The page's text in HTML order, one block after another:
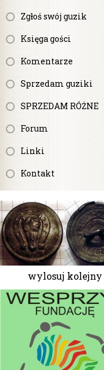
Zgłoś swój guzik
Księga gości
Komentarze
Sprzedam guziki
SPRZEDAM RÓŻNE
Forum
Linki
Kontakt
wylosuj kolejny